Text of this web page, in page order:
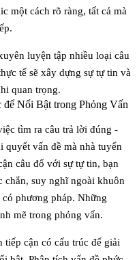
một cách rõ ràng, tất cả mà
luyện tập nhiều loại câu
tế sẽ xây dựng sự tự tin và
quan trọng.
Nổi Bật trong Phỏng Vấn
tìm ra câu trả lời đúng -
quyết vấn đề mà nhà tuyển
câu đố với sự tự tin, bạn
chắn, suy nghĩ ngoài khuôn
phương pháp. Những
mẽ trong phỏng vấn.
tiếp cận có cấu trúc để giải